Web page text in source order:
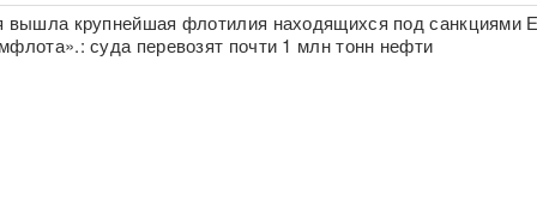
вышла крупнейшая флотилия находящихся под санкциями
суда перевозят почти 1 млн тонн нефти